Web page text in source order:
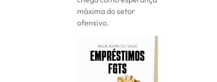
máxima do setor
ofensivo.